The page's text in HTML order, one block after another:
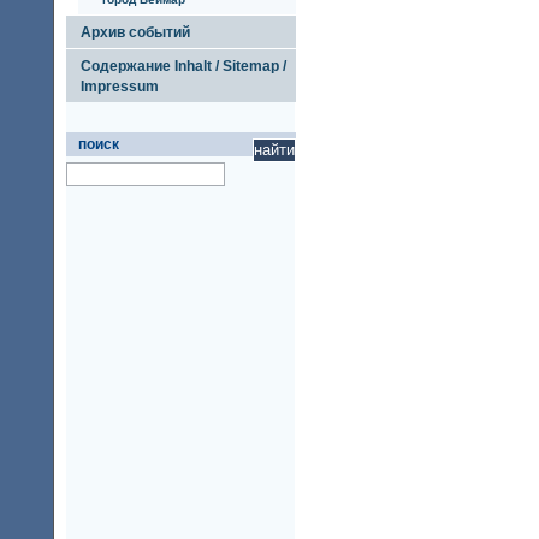
Архив событий
Содержание Inhalt / Sitemap /
Impressum
поиск